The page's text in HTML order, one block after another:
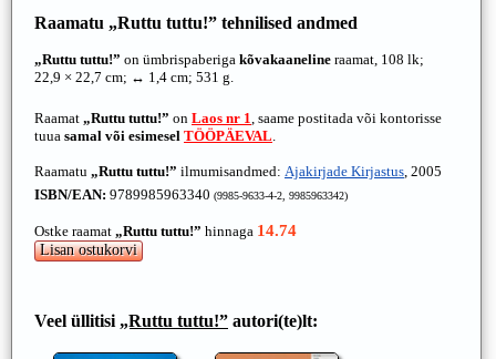
Raamatu „Ruttu tuttu!” tehnilised andmed
„Ruttu tuttu!” on ümbrispaberiga kõvakaaneline raamat, 108 lk;
22,9 × 22,7 cm; ↔ 1,4 cm; 531 g.
Raamat „Ruttu tuttu!” on Laos nr 1, saame postitada või kontorisse
tuua samal või esimesel TÖÖPÄEVAL.
Raamatu „Ruttu tuttu!” ilmumisandmed: Ajakirjade Kirjastus, 2005
ISBN/EAN: 9789985963340 (9985-9633-4-2, 9985963342)
Ostke raamat „Ruttu tuttu!” hinnaga 14.74
Veel üllitisi „Ruttu tuttu!” autori(te)lt: